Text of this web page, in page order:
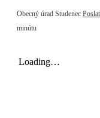
Obecný úrad Studenec
minútu